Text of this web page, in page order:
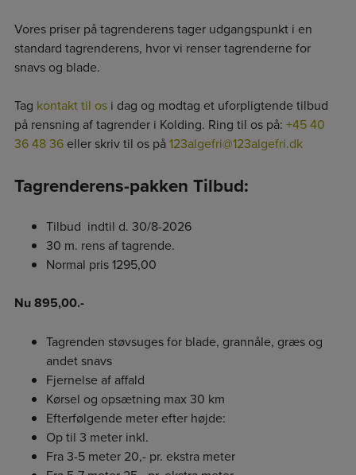
Vores priser på tagrenderens tager udgangspunkt i en
standard tagrenderens, hvor vi renser tagrenderne for
snavs og blade.
Tag kontakt til osi dag og modtag et uforpligtende tilbud
på rensning af tagrender i Kolding. Ring til os på: +45 40
36 48 36eller skriv til os på123algefri@123algefri.dk
Tagrenderens-pakken Tilbud:
Tilbud indtil d. 30/8-2026
30 m. rens af tagrende.
Normal pris 1295,00
Nu 895,00.-
Tagrenden støvsuges for blade, grannåle, græs og
andet snavs
Fjernelse af affald
Kørsel og opsætning max 30 km
Efterfølgende meter efter højde:
Op til 3 meter inkl.
Fra 3-5 meter 20,- pr. ekstra meter